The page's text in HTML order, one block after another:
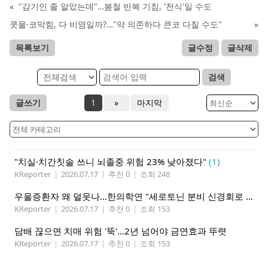
« "감기인 줄 알았는데"…봄철 반복 기침, '천식'일 수도
콧물·코막힘, 다 비염일까?…"약 의존하다 큰코 다칠 수도"
»
목록보기 글수정 글삭제
검색
글쓰기 1 » 마지막
"치실·치간칫솔 쓰니 뇌졸중 위험 23% 낮아졌다" (1)
KReporter | 2026.07.17 | 추천 0 | 조회 248
우울증환자 왜 덜웃나…한의학연 "세로토닌 분비 신경회로 관련"
KReporter | 2026.07.17 | 추천 0 | 조회 153
담배 끊으면 치매 위험 '뚝'…2년 넘어야 금연효과 뚜렷
KReporter | 2026.07.17 | 추천 0 | 조회 153